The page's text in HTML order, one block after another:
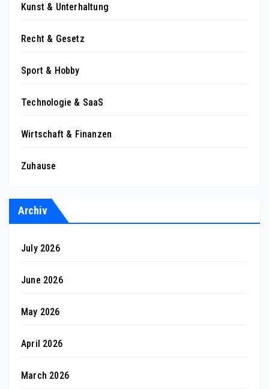
Kunst & Unterhaltung
Recht & Gesetz
Sport & Hobby
Technologie & SaaS
Wirtschaft & Finanzen
Zuhause
Archiv
July 2026
June 2026
May 2026
April 2026
March 2026